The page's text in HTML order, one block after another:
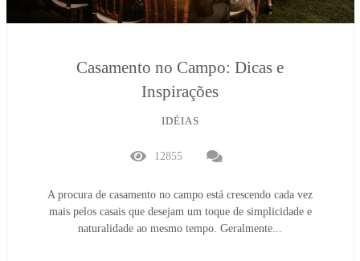
Casamento no Campo: Dicas e
Inspirações
IDÉIAS
12855
A procura de casamento no campo está crescendo cada vez
mais pelos casais que desejam um toque de simplicidade e
naturalidade ao mesmo tempo. Geralmente...